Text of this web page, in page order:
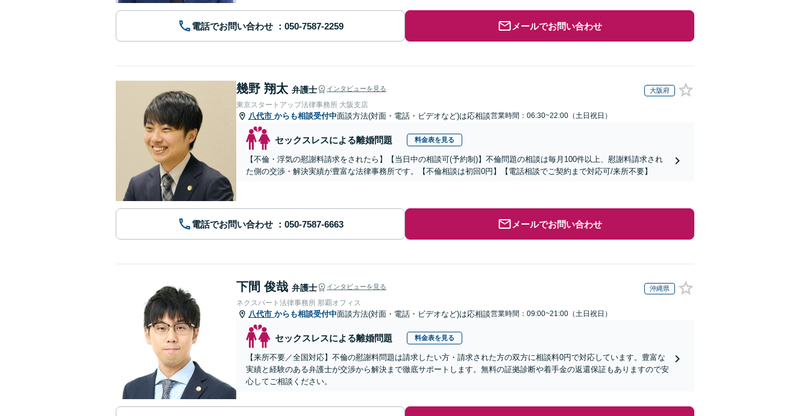
電話でお問い合わせ メールでお問い合わせ
幾野 翔太 弁護士 インタビューを見る 大阪府
東京スタートアップ法律事務所 大阪支店
八代市 からも相談受付中面談方法(対面・電話・ビデオなど)は応相談営業時間：06:30~22:00（土日祝日）
セックスレスによる離婚問題 料金表を見る
【不倫・浮気の慰謝料請求をされたら】【当日中の相談可(予約制)】不倫問題の相談は毎月100件以上、慰謝料請求され
た側の交渉・解決実績が豊富な法律事務所です。【不倫相談は初回0円】【電話相談でご契約まで対応可/来所不要】
電話でお問い合わせ メールでお問い合わせ
下間 俊哉 弁護士 インタビューを見る 沖縄県
ネクスパート法律事務所 那覇オフィス
八代市 からも相談受付中面談方法(対面・電話・ビデオなど)は応相談営業時間：09:00~21:00（土日祝日）
セックスレスによる離婚問題 料金表を見る
【来所不要／全国対応】不倫の慰謝料問題は請求したい方・請求された方の双方に相談料0円で対応しています。豊富な
実績と経験のある弁護士が交渉から解決まで徹底サポートします。無料の証拠診断や着手金の返還保証もありますので安
心してご相談ください。